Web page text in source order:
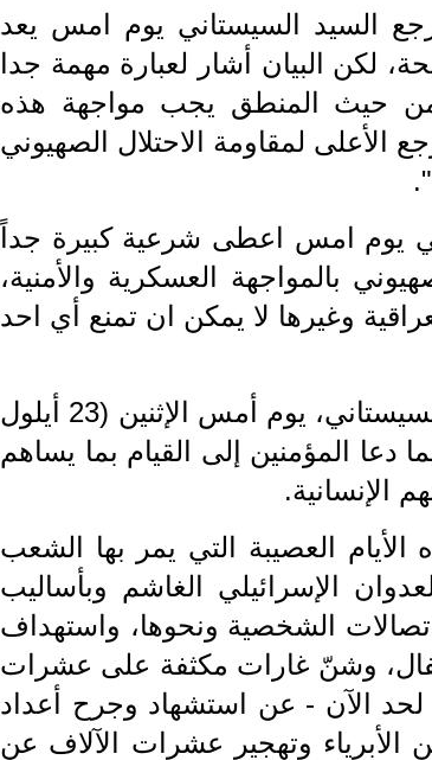
السيد السيستاني يوم امس يعد
لكن البيان أشار لعبارة مهمة جدا
حيث المنطق يجب مواجهة هذه
لمقاومة الاحتلال الصهيوني
يوم امس اعطى شرعية كبيرة جداً
بالمواجهة العسكرية والأمنية،
وغيرها لا يمكن ان تمنع أي احد
وأصدر مكتب المرجع الديني الأعلى السيد علي السيستاني، يوم أمس الإثنين (23 أيلول
دعا المؤمنين إلى القيام بما يساهم
الإنسانية.
العصيبة التي يمر بها الشعب
الإسرائيلي الغاشم وبأساليب
الشخصية ونحوها، واستهداف
وشنّ غارات مكثفة على عشرات
لحد الآن - عن استشهاد وجرح أعداد
الأبرياء وتهجير عشرات الآلاف عن